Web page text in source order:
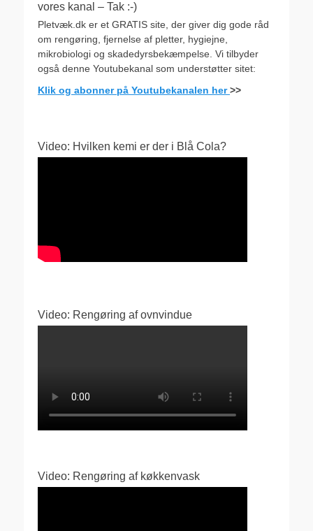
vores kanal – Tak :-)
Pletvæk.dk er et GRATIS site, der giver dig gode råd
om rengøring, fjernelse af pletter, hygiejne,
mikrobiologi og skadedyrsbekæmpelse. Vi tilbyder
også denne Youtubekanal som understøtter sitet:
Klik og abonner på Youtubekanalen her>>
Video: Hvilken kemi er der i Blå Cola?
Video: Rengøring af ovnvindue
Video: Rengøring af køkkenvask